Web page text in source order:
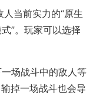
当前实力的“原生
”。玩家可以选择
场战斗中的敌人等
掉一场战斗也会导